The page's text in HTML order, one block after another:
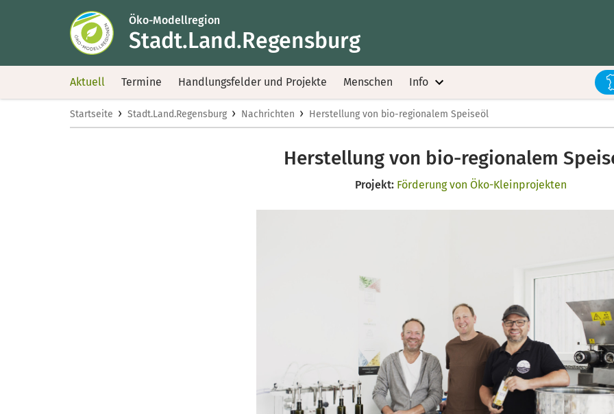
Öko-Modellregion
Stadt.Land.Regensburg
Aktuell Termine Handlungsfelder und Projekte Menschen Info
Startseite › Stadt.Land.Regensburg › Nachrichten › Herstellung von bio-regionalem Speiseöl
Herstellung von bio-regionalem
Projekt: Förderung von Öko-Kleinprojekten